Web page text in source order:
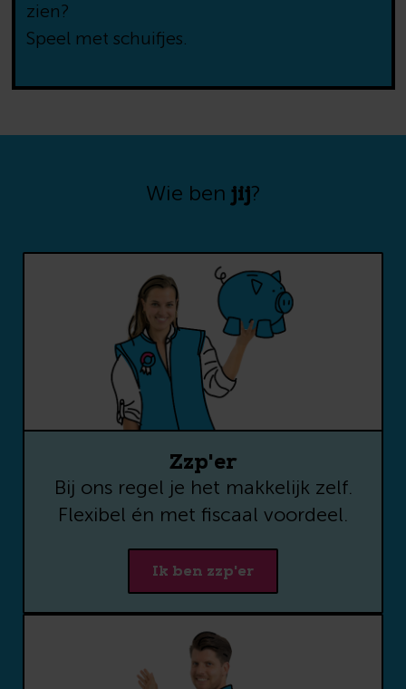
zien?
Speel met schuifjes.
Voornaam
Achternaam*
E-mailadres*
Telefoon
Gebeld worden over de
uitkomst van de tool of om
informatie te ontvangen
over (Bright)pensioen?
telefoonnummer achter.
Wie ben jij?
Zzp'er
Bij ons regel je het makkelijk zelf.
Flexibel én met fiscaal voordeel.
Ik ben zzp'er